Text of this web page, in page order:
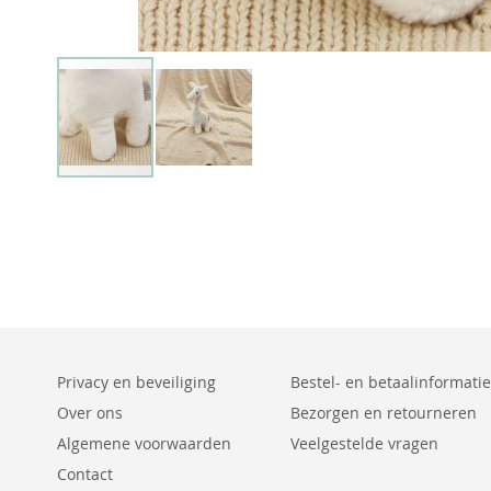
Privacy en beveiliging
Over ons
Algemene voorwaarden
Contact
Bestel- en betaalinformatie
Bezorgen en retourneren
Veelgestelde vragen